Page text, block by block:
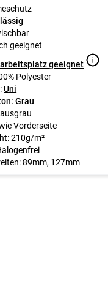
geeignet
geeignet
Polyester
Uni
Grau
Vorderseite
210g/m²
89mm, 127mm